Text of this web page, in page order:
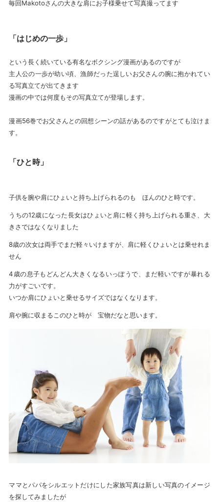
毎回Makotoさんの大きな肩にお子様乗せて写真撮ってます
「はじめの一歩」
という長く続いている有名なボクシング漫画があるのですが
主人公の一歩が幼い頃、漁師だった逞しいお父さんの腕に抱かれてい
る写真立てが出てきます
漫画の中では何度もその写真立てが登場します。
漫画56巻でお父さんとの回想シーンの話があるのですがとても泣けま
す。
「ひと時」
子供を腕や肩にひょいと持ち上げられるのも ほんのひと時です。
うちの12歳になった長女はひょいと肩に軽く持ち上げられる重さ、大
きさではなくなりました
8歳の次女は両手でまだ軽々いけますが、肩に軽くひょいとは乗せれま
せん
4歳の息子もどんどん大きくなるいっぽうで、まだ軽いですが暴れる
力がすごいです。
いつか肩にひょいと乗せるサイズではなくなります。
肩や腕に収まるこのひと時が 宝物だなと思います。
ママとパパをシルエットだけにした家族写真は新しい写真のイメージ
を探してみましたが